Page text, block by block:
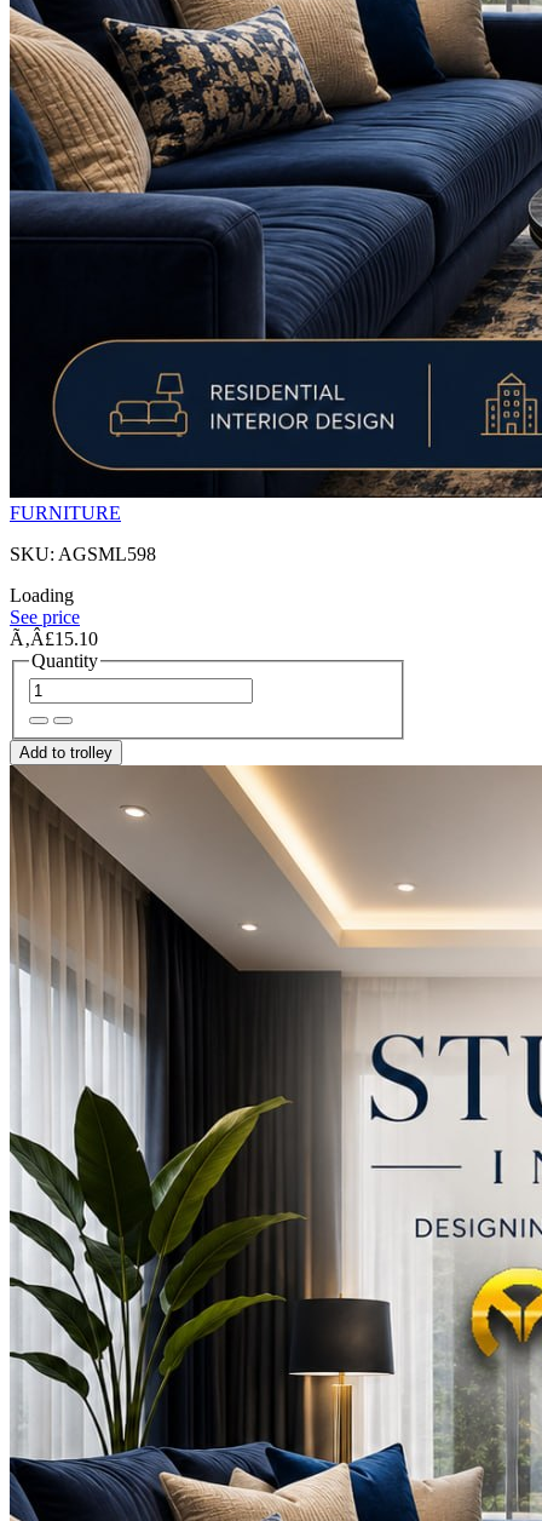
FURNITURE
SKU: AGSML598
Loading
See price
Ã‚Â£15.10
Quantity
Add to trolley